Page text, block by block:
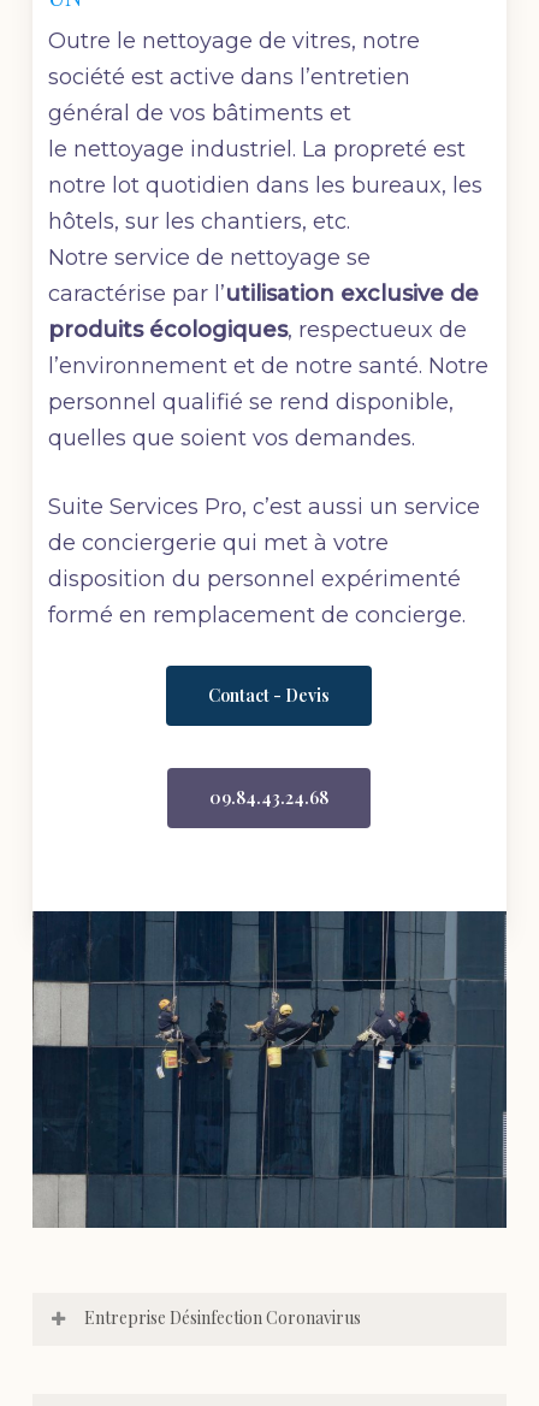
Outre le nettoyage de vitres, notre
société est active dans l’entretien
général de vos bâtiments et
le nettoyage industriel. La propreté est
notre lot quotidien dans les bureaux, les
hôtels, sur les chantiers, etc.
Notre service de nettoyage se
caractérise par l’utilisation exclusive de
produits écologiques, respectueux de
l’environnement et de notre santé. Notre
personnel qualifié se rend disponible,
quelles que soient vos demandes.
Suite Services Pro, c’est aussi un service
de conciergerie qui met à votre
disposition du personnel expérimenté
formé en remplacement de concierge.
Contact - Devis
09.84.43.24.68
Entreprise Désinfection Coronavirus